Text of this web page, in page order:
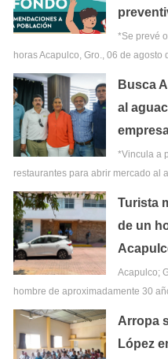
*Se prevé
horas Acapulco, Gro., 06 de agosto
Busca
al
*Vincula a
restaurantes para abrir mercado al
Turista
de un
Acapulco;
hombre de aproximadamente 30
Arropa
López